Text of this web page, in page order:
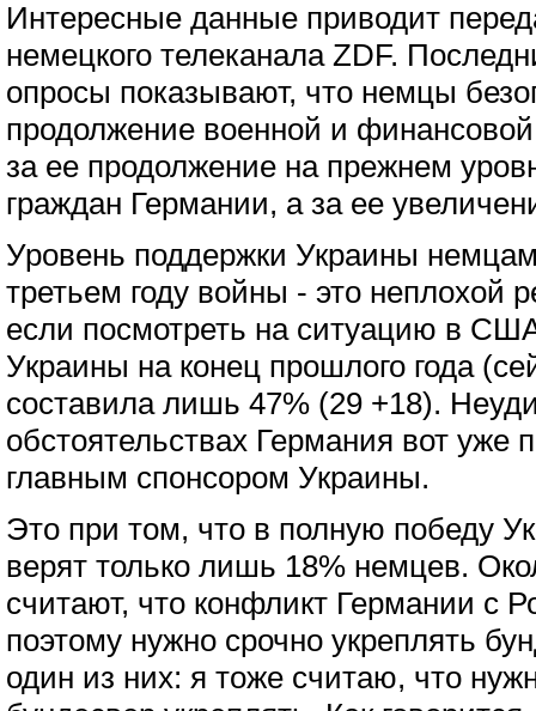
Интересные данные приводит
немецкого телеканала ZDF.
опросы показывают, что немцы
продолжение военной и
за ее продолжение на прежнем
граждан Германии, а за ее
Уровень поддержки Украины
третьем году войны - это неплохой
если посмотреть на ситуацию в
Украины на конец прошлого года
составила лишь 47% (29 +18).
обстоятельствах Германия вот уже
главным спонсором Украины.
Это при том, что в полную победу
верят только лишь 18% немцев.
считают, что конфликт Германии с
поэтому нужно срочно укреплять
один из них: я тоже считаю, что